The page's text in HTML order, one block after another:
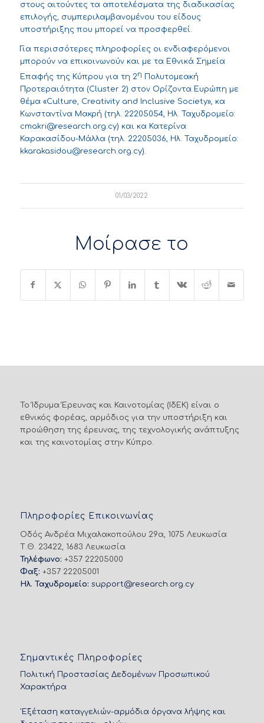
στους αιτούντες τα αποτελέσματα της διαδικασίας
επιλογής, συμπεριλαμβανομένου του είδους
υποστήριξης που μπορεί να προσφερθεί.
Για περισσότερες πληροφορίες οι ενδιαφερόμενοι
μπορούν να επικοινωνούν και με τα Εθνικά Σημεία
Επαφής της Κύπρου για τη 2η Πολυτομεακή
Προτεραιότητα (Cluster 2) στον Ορίζοντα Ευρώπη με
θέμα «Culture, Creativity and Inclusive Society», κα
Κωνσταντίνα Μακρή (τηλ. 22205054, Ηλ. Ταχυδρομείο:
cmakri@research.org.cy) και κα Κατερίνα
Καρακασίδου-Μάλλα (τηλ. 22205036, Ηλ. Ταχυδρομείο:
kkarakasidou@research.org.cy).
01/03/2022
Μοίρασε το
Το Ίδρυμα Έρευνας και Καινοτομίας (ΙδΕΚ) είναι ο
εθνικός φορέας, αρμόδιος για την υποστήριξη και
προώθηση της έρευνας, της τεχνολογικής ανάπτυξης
και της καινοτομίας στην Κύπρο.
Πληροφορίες Επικοινωνίας
Οδός Ανδρέα Μιχαλακοπούλου 29α, 1075 Λευκωσία
Τ.Θ. 23422, 1683 Λευκωσία
Τηλέφωνο: +357 22205000
Φαξ: +357 22205001
Ηλ. Ταχυδρομείο: support@research.org.cy
Σημαντικές Πληροφορίες
Πολιτική Προστασίας Δεδομένων Προσωπικού
Χαρακτήρα
'Εξέταση καταγγελιών-αρμόδια όργανα λήψης και